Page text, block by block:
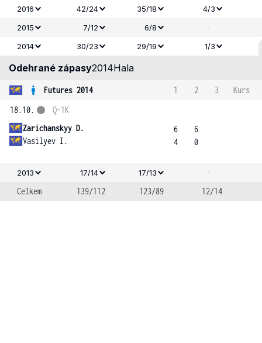
2016
42/24 35/18 4/3
2015
7/12 6/8 -
2014 30/23 29/19 1/3
Odehrané zápasy2014Hala
Futures 2014 1 2 3
Kurs
18.10.
Zarichanskyy D.
Vasilyev I.
Q-1K
6
4
6
0
2013 17/14 17/13
-
Celkem
139/112 123/89 12/14